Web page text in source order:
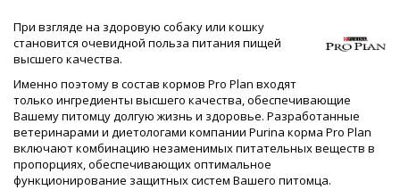
При взгляде на здоровую собаку или кошку
становится очевидной польза питания пищей
высшего качества.
Именно поэтому в состав кормов Pro Plan входят
только ингредиенты высшего качества, обеспечивающие
Вашему питомцу долгую жизнь и здоровье. Разработанные
ветеринарами и диетологами компании Purina корма Pro Plan
включают комбинацию незаменимых питательных веществ в
пропорциях, обеспечивающих оптимальное
функционирование защитных систем Вашего питомца.